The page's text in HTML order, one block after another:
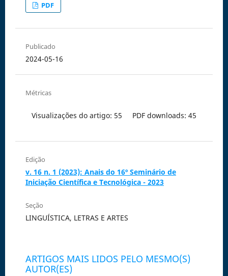
PDF
Publicado
2024-05-16
Métricas
Visualizações do artigo: 55 PDF downloads: 45
Edição
v. 16 n. 1 (2023): Anais do 16º Seminário de
Iniciação Científica e Tecnológica - 2023
Seção
LINGUÍSTICA, LETRAS E ARTES
ARTIGOS MAIS LIDOS PELO MESMO(S)
AUTOR(ES)